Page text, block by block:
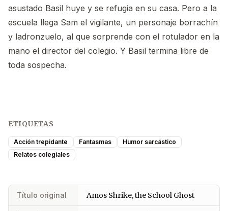
asustado Basil huye y se refugia en su casa. Pero a la
escuela llega Sam el vigilante, un personaje borrachín
y ladronzuelo, al que sorprende con el rotulador en la
mano el director del colegio. Y Basil termina libre de
toda sospecha.
ETIQUETAS
Acción trepidante Fantasmas
Humor sarcástico
Relatos colegiales
Título original Amos Shrike, the School Ghost